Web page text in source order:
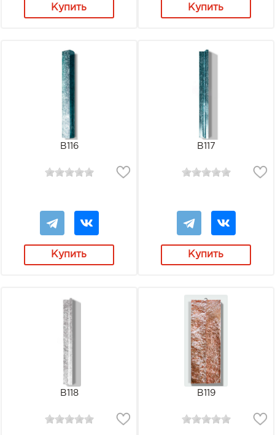
Купить Купить
В116
Купить
В117
Купить
В118 В119